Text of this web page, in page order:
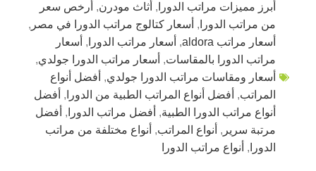
أبرز مميزات مراتب الدورا , أثاث مودرن, أرخص سعر
من مراتب الدورا , أسعار كتالوج مراتب الدورا في مصر ,
أسعار مراتب aldora
, أسعار مراتب الدورا , أسعار
مراتب الدورا بالمقاسات, أسعار مراتب الدورا جولدي,
أسعار ومقاسات مراتب الدورا جولدي, أفضل أنواع
المراتب, أفضل أنواع المراتب الطبية من الدورا , أفضل
أنواع مراتب الدورا الطبية, أفضل مراتب الدورا , أفضل
مرتبة سرير , أنواع المراتب, أنواع مختلفة من مراتب
الدورا , أنواع مراتب الدورا